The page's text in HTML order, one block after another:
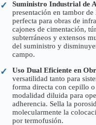
✓ Suministro Industrial de
presentación en tambor
perfecta para obras de
cajones de cimentación,
subterráneos y extensos
del suministro y
campo.
✓ Uso Dual Eficiente en
versatilidad tanto para
forma directa con cepillo
modalidad diluida para
adherencia. Sella la
molecularmente la
por termofusión.